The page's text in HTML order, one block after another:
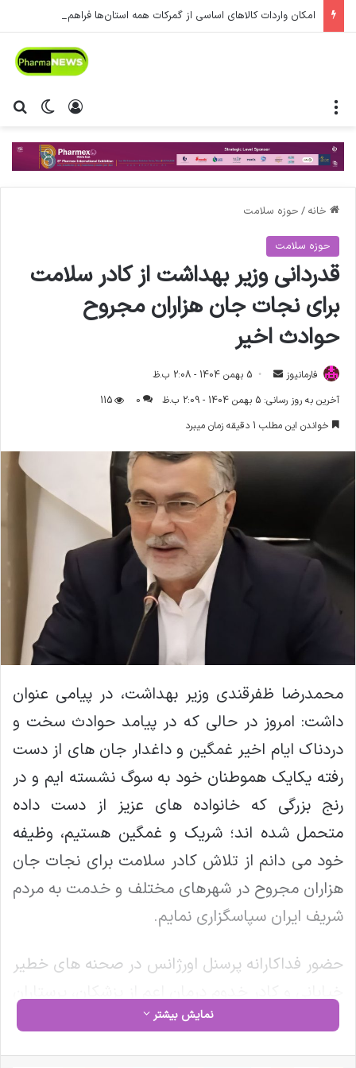
امکان واردات کالاهای اساسی از گمرکات همه استان‌ها فراهم شد.
تغییر ورود
خانه / حوزه سلامت
حوزه سلامت
قدردانی وزیر بهداشت از کادر سلامت
برای نجات جان هزاران مجروح
حوادث اخیر
فارمانیوز
ا
ل
ل
5 بهمن 1404 - 2:08 ب.ظ
آخرین به روز رسانی: 5 بهمن 1404 - 2:09 ب.ظ
0
115
خواندن این مطلب 1 دقیقه زمان میبرد
محمدرضا ظفرقندی وزیر بهداشت، در پیامی عنوان
داشت: امروز در حالی که در پیامد حوادث سخت و
دردناک ایام اخیر غمگین و داغدار جان های از دست
رفته یکایک هموطنان خود به سوگ نشسته ایم و در
رنج بزرگی که خانواده های عزیز از دست داده
متحمل شده اند؛ شریک و غمگین هستیم، وظیفه
خود می دانم از تلاش کادر سلامت برای نجات جان
هزاران مجروح در شهرهای مختلف و خدمت به مردم
شریف ایران سپاسگزاری نمایم.
حضور فداکارانه پرسنل اورژانس در صحنه های خطیر
و کارمندان شریف در عرصه بیمارستان ها و انجام
نمایش بیشتر